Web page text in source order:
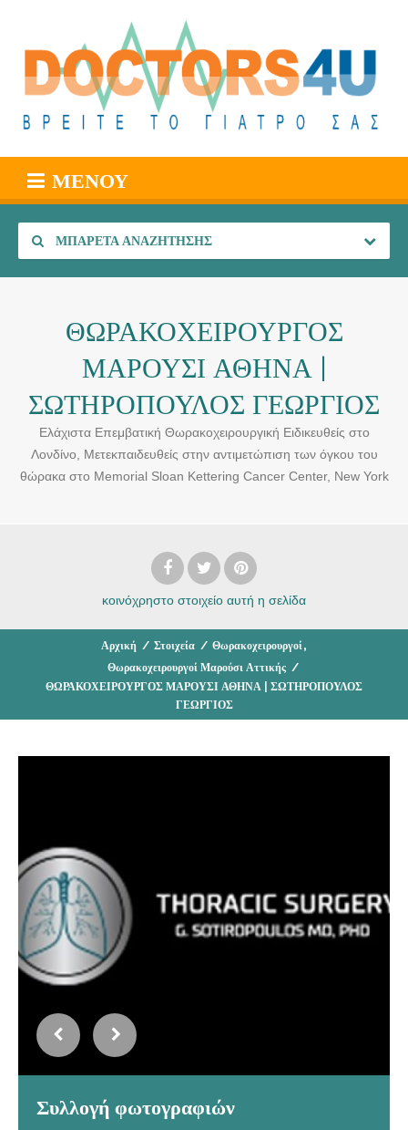
ΜΕΝΟΎ
ΜΠΑΡΈΤΑ ΑΝΑΖΉΤΗΣΗΣ
ΘΩΡΑΚΟΧΕΙΡΟΥΡΓΟΣ
ΜΑΡΟΥΣΙ ΑΘΗΝΑ |
ΣΩΤΗΡΟΠΟΥΛΟΣ ΓΕΩΡΓΙΟΣ
Ελάχιστα Επεμβατική Θωρακοχειρουργική Ειδικευθείς στο
Λονδίνο, Μετεκπαιδευθείς στην αντιμετώπιση των όγκου του
θώρακα στο Memorial Sloan Kettering Cancer Center, New York
κοινόχρηστο στοιχείο αυτή η σελίδα
Αρχική / Στοιχεία / Θωρακοχειρουργοί ,
Θωρακοχειρουργοί Μαρούσι Αττικής /
ΘΩΡΑΚΟΧΕΙΡΟΥΡΓΟΣ ΜΑΡΟΥΣΙ ΑΘΗΝΑ | ΣΩΤΗΡΟΠΟΥΛΟΣ
ΓΕΩΡΓΙΟΣ
Συλλογή φωτογραφιών